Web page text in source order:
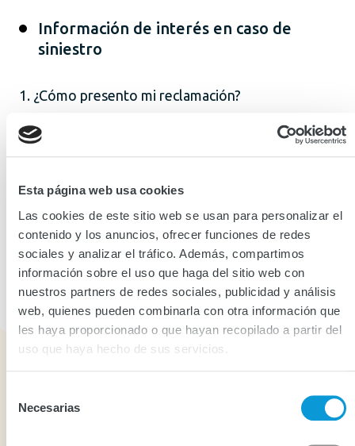
Esta página web usa cookies
Las cookies de este sitio web se usan para personalizar el
contenido y los anuncios, ofrecer funciones de redes
sociales y analizar el tráfico. Además, compartimos
información sobre el uso que haga del sitio web con
nuestros partners de redes sociales, publicidad y análisis
web, quienes pueden combinarla con otra información que
les haya proporcionado o que hayan recopilado a partir del
uso que haya hecho de sus servicios.
Necesarias
Información de interés en caso de
siniestro
1. ¿Cómo presento mi reclamación?
2. ¿Qué debo tener en cuenta para la
reclamación por daños?
3. ¿Dónde presento mis documentos?
4. ¿Cuándo recibo respuesta?
Correo o email en caso de reclamación
De conformidad con los artículos 1053, 1077 y 1080 del